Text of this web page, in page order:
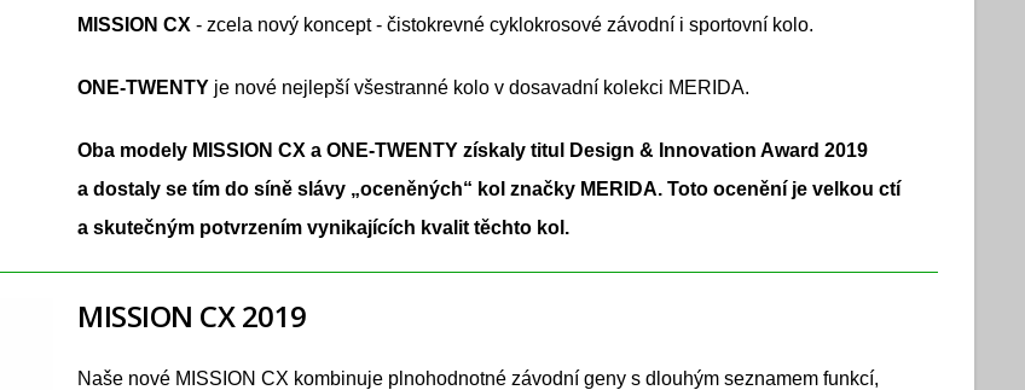
MISSION CX - zcela nový koncept - čistokrevné cyklokrosové závodní i sportovní kolo.
ONE-TWENTY je nové nejlepší všestranné kolo v dosavadní kolekci MERIDA.
Oba modely MISSION CX a ONE-TWENTY získaly titul Design & Innovation Award 2019
a dostaly se tím do síně slávy „oceněných“ kol značky MERIDA. Toto ocenění je velkou ctí
a skutečným potvrzením vynikajících kvalit těchto kol.
MISSION CX 2019
Naše nové MISSION CX kombinuje plnohodnotné závodní geny s dlouhým seznamem funkcí,